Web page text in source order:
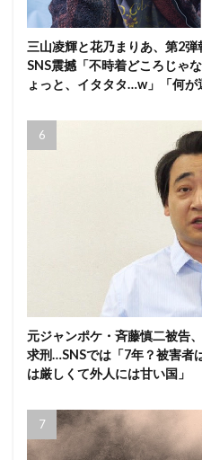
三山凌輝と花乃まりあ、第2
SNS震撼「不時着どころじゃ
ょっと、イタタタ…w」「何が
元ジャンポケ・斉藤慎二被告
求刑…SNSでは「7年？被害者
は厳しくて外人には甘い国」